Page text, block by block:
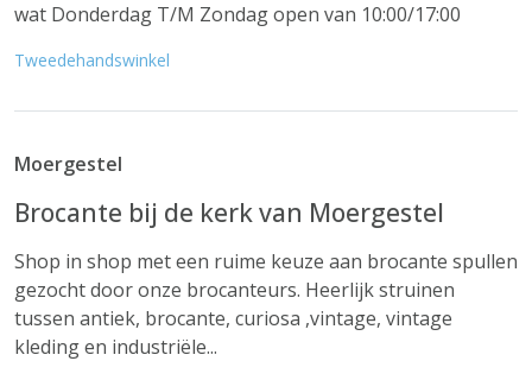
wat Donderdag T/M Zondag open van 10:00/17:00
Tweedehandswinkel
Moergestel
Brocante bij de kerk van Moergestel
Shop in shop met een ruime keuze aan brocante spullen
gezocht door onze brocanteurs. Heerlijk struinen
tussen antiek, brocante, curiosa ,vintage, vintage
kleding en industriële...